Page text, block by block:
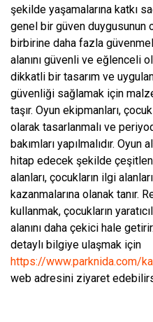
şekilde yaşamalarına katkı
genel bir güven duygusunun
birbirine daha fazla
alanını güvenli ve eğlenceli
dikkatli bir tasarım ve
güvenliği sağlamak için
taşır. Oyun ekipmanları,
olarak tasarlanmalı ve
bakımları yapılmalıdır. Oyun
hitap edecek şekilde
alanları, çocukların ilgi
kazanmalarına olanak tanır.
kullanmak, çocukların
alanını daha çekici hale
detaylı bilgiye ulaşmak için
https://www.parknida.com/
web adresini ziyaret